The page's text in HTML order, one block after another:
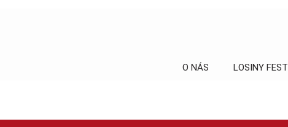
O NÁS LOSINY FEST